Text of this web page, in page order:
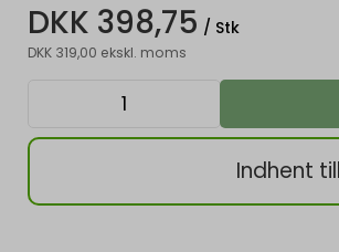
DKK 398,75 / Stk
DKK 319,00 ekskl. moms
Indhent